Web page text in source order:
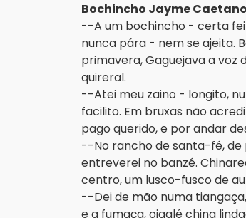
Bochincho Jayme
--A um bochincho - certa
nunca pára - nem se ajeita.
primavera, Gaguejava a voz
quireral.
--Atei meu zaino - longito,
facilito. Em bruxas não
pago querido, e por andar
--No rancho de santa-fé,
entreverei no banzé.
centro, um lusco-fusco de
--Dei de mão numa
e a fumaça, oigalé china